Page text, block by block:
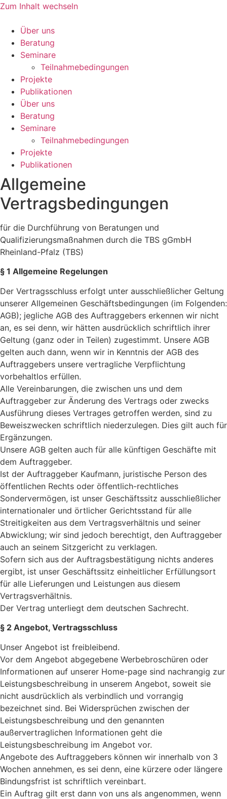
Zum Inhalt wechseln
Über uns
Beratung
Seminare
Teilnahmebedingungen
Projekte
Publikationen
Über uns
Beratung
Seminare
Teilnahmebedingungen
Projekte
Publikationen
Allgemeine
Vertragsbedingungen
für die Durchführung von Beratungen und
Qualifizierungsmaßnahmen durch die TBS gGmbH
Rheinland-Pfalz (TBS)
§ 1 Allgemeine Regelungen
Der Vertragsschluss erfolgt unter ausschließlicher Geltung
unserer Allgemeinen Geschäftsbedingungen (im Folgenden:
AGB); jegliche AGB des Auftraggebers erkennen wir nicht
an, es sei denn, wir hätten ausdrücklich schriftlich ihrer
Geltung (ganz oder in Teilen) zugestimmt. Unsere AGB
gelten auch dann, wenn wir in Kenntnis der AGB des
Auftraggebers unsere vertragliche Verpflichtung
vorbehaltlos erfüllen.
Alle Vereinbarungen, die zwischen uns und dem
Auftraggeber zur Änderung des Vertrags oder zwecks
Ausführung dieses Vertrages getroffen werden, sind zu
Beweis­zwecken schriftlich niederzulegen. Dies gilt auch für
Ergänzungen.
Unsere AGB gelten auch für alle künftigen Geschäfte mit
dem Auftraggeber.
Ist der Auftraggeber Kaufmann, juristische Person des
öffentlichen Rechts oder öffent­lich-rechtliches
Sondervermögen, ist unser Geschäftssitz ausschließlicher
internationaler und örtlicher Gerichtsstand für alle
Streitigkeiten aus dem Vertragsverhältnis und seiner
Abwicklung; wir sind jedoch berechtigt, den Auftraggeber
auch an seinem Sitzgericht zu verklagen.
Sofern sich aus der Auftragsbestätigung nichts anderes
ergibt, ist unser Geschäftssitz einheitlicher Erfüllungsort
für alle Lieferungen und Leistungen aus diesem
Vertragsverhältnis.
Der Vertrag unterliegt dem deutschen Sachrecht.
§ 2 Angebot, Vertragsschluss
Unser Angebot ist freibleibend.
Vor dem Angebot abgegebene Werbebroschüren oder
Informationen auf unserer Home-page sind nachrangig zur
Leistungsbeschreibung in unserem Angebot, soweit sie
nicht ausdrücklich als verbindlich und vorrangig
bezeichnet sind. Bei Widersprüchen zwischen der
Leistungsbeschreibung und den genannten
außervertraglichen Informationen geht die
Leistungsbeschreibung im Angebot vor.
Angebote des Auftraggebers können wir innerhalb von 3
Wochen annehmen, es sei denn, eine kürzere oder längere
Bindungsfrist ist schriftlich vereinbart.
Ein Auftrag gilt erst dann von uns als angenommen, wenn